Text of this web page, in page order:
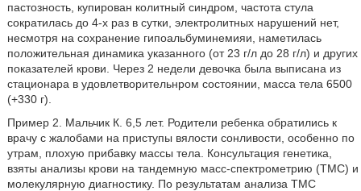
пастозность, купирован колитный синдром, частота стула
сократилась до 4-х раз в сутки, электролитных нарушений нет,
несмотря на сохранение гипоальбуминемияи, наметилась
положительная динамика указанного (от 23 г/л до 28 г/л) и других
показателей крови. Через 2 недели девочка была выписана из
стационара в удовлетворительнром состоянии, масса тела 6500
(+330 г).
Пример 2. Мальчик К. 6,5 лет. Родители ребенка обратились к
врачу с жалобами на приступы вялости сонливости, особенно по
утрам, плохую прибавку массы тела. Консультация генетика,
взяты анализы крови на тандемную масс-спектрометрию (ТМС) и
молекулярную диагностику. По результатам анализа ТМС